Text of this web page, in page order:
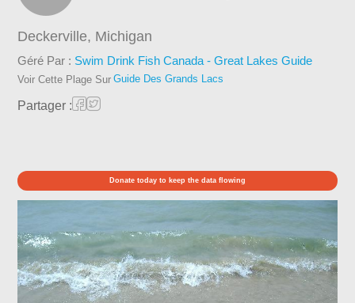
Deckerville, Michigan
Géré Par : Swim Drink Fish Canada - Great Lakes Guide
Voir Cette Plage Sur Guide Des Grands Lacs
Partager :
Donate today to keep the data flowing